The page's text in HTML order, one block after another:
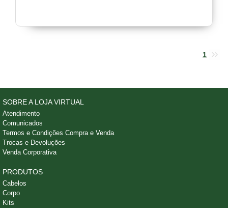
1
SOBRE A LOJA VIRTUAL
Atendimento
Comunicados
Termos e Condições Compra e Venda
Trocas e Devoluções
Venda Corporativa
PRODUTOS
Cabelos
Corpo
Kits